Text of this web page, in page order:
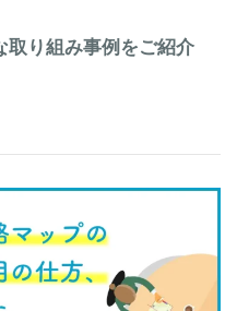
取り組み事例をご紹介